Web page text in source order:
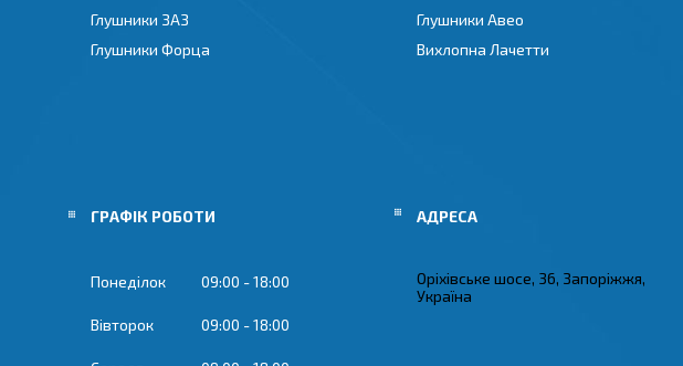
Глушники ЗАЗ
Глушники Форца
Глушники Авео
Вихлопна Лачетти
ГРАФІК РОБОТИ
Понеділок 09:00 18:00
Вівторок 09:00 18:00
Оріхівське шосе, 36, Запоріжжя,
Україна